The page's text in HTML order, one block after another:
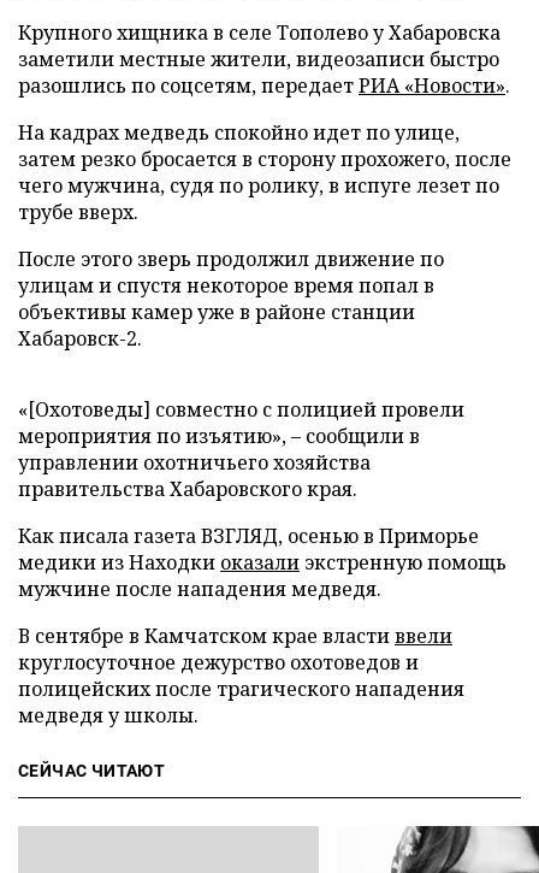
Крупного хищника в селе Тополево у Хабаровска
заметили местные жители, видеозаписи быстро
разошлись по соцсетям, передаетРИА «Новости».
На кадрах медведь спокойно идет по улице,
затем резко бросается в сторону прохожего, после
чего мужчина, судя по ролику, в испуге лезет по
трубе вверх.
После этого зверь продолжил движение по
улицам и спустя некоторое время попал в
объективы камер уже в районе станции
Хабаровск-2.
«[Охотоведы] совместно с полицией провели
мероприятия по изъятию», – сообщили в
управлении охотничьего хозяйства
правительства Хабаровского края.
Как писала газета ВЗГЛЯД, осенью в Приморье
медики из Находки оказали экстренную помощь
мужчине после нападения медведя.
В сентябре в Камчатском крае властиввели
круглосуточное дежурство охотоведов и
полицейских после трагического нападения
медведя у школы.
СЕЙЧАС ЧИТАЮТ